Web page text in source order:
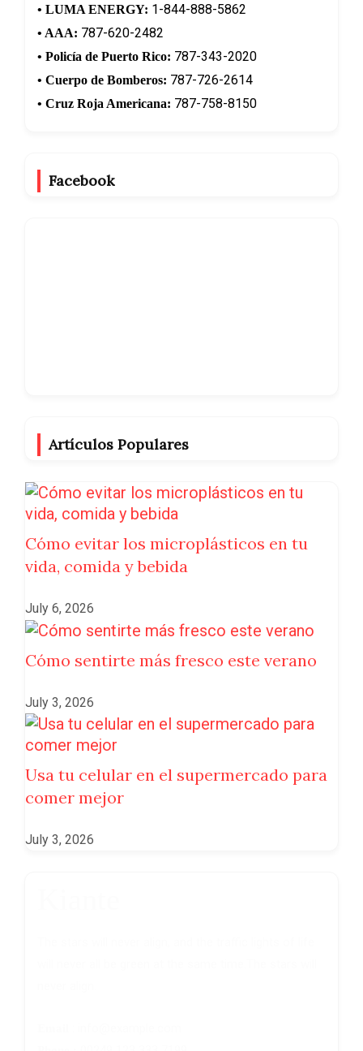
• LUMA ENERGY: 1-844-888-5862
• AAA: 787-620-2482
• Policía de Puerto Rico: 787-343-2020
• Cuerpo de Bomberos: 787-726-2614
• Cruz Roja Americana: 787-758-8150
Facebook
Artículos Populares
Cómo evitar los microplásticos en tu
vida, comida y bebida
July 6, 2026
Cómo sentirte más fresco este verano
July 3, 2026
Usa tu celular en el supermercado para
comer mejor
July 3, 2026